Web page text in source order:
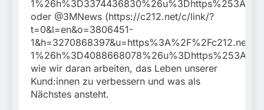
oder @3MNews (https://c212.net/c/link/?
t=0&l=en&o=3806451-
wie wir daran arbeiten, das Leben unserer
Kund:innen zu verbessern und was als
Nächstes ansteht.